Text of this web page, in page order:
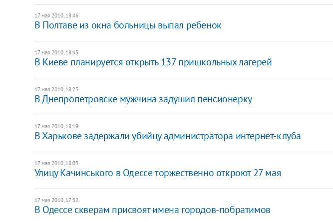
17 мая 2010, 18:46
В Полтаве из окна больницы выпал ребенок
17 мая 2010, 18:45
В Киеве планируется открыть 137 пришкольных лагерей
17 мая 2010, 18:23
В Днепропетровске мужчина задушил пенсионерку
17 мая 2010, 18:19
В Харькове задержали убийцу администратора интернет-клуба
17 мая 2010, 18:03
Улицу Качинського в Одессе торжественно откроют 27 мая
17 мая 2010, 17:32
В Одессе скверам присвоят имена городов-побратимов